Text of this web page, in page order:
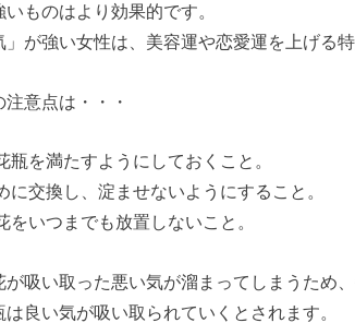
ものはより効果的です。
が強い女性は、美容運や恋愛運を上げる
意点は・・・
瓶を満たすようにしておくこと。
に交換し、淀ませないようにすること。
をいつまでも放置しないこと。
吸い取った悪い気が溜まってしまうため
は良い気が吸い取られていくとされます。